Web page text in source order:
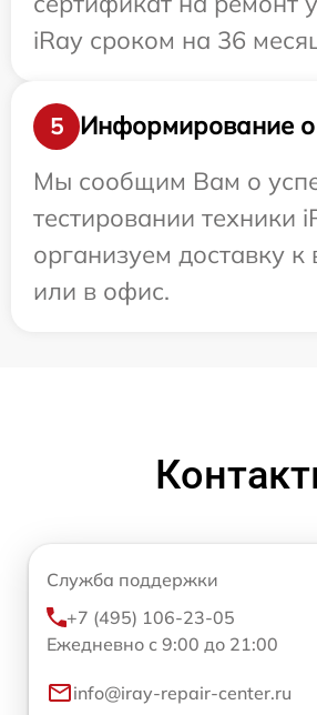
iRay сроком на 36
5
Информирование о
Мы сообщим Вам о
тестировании техники
организуем доставку
или в офис.
Служба поддержки
+7 (495) 106-23-05
Ежедневно с 9:00 до 21:00
info@iray-repair-center.ru